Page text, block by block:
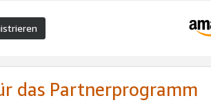
das Partnerprogramm